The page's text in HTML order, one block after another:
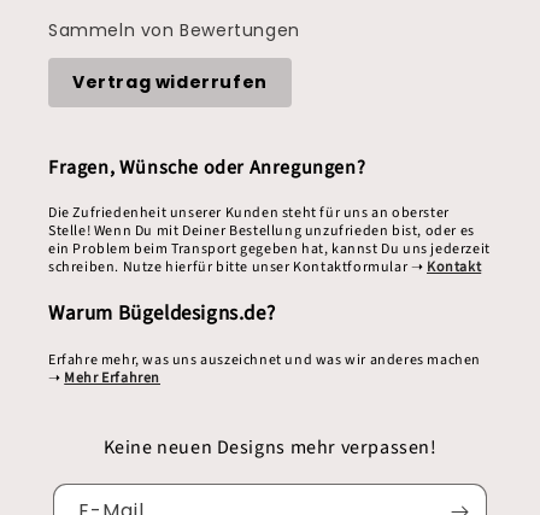
Sammeln von Bewertungen
Vertrag widerrufen
Fragen, Wünsche oder Anregungen?
Die Zufriedenheit unserer Kunden steht für uns an oberster
Stelle! Wenn Du mit Deiner Bestellung unzufrieden bist, oder es
ein Problem beim Transport gegeben hat, kannst Du uns jederzeit
schreiben. Nutze hierfür bitte unser Kontaktformular ➝ Kontakt
Warum Bügeldesigns.de?
Erfahre mehr, was uns auszeichnet und was wir anderes machen
➝ Mehr Erfahren
Keine neuen Designs mehr verpassen!